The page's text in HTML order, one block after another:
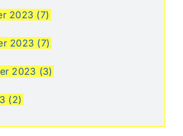
2023 (7)
2023 (7)
2023 (3)
(2)